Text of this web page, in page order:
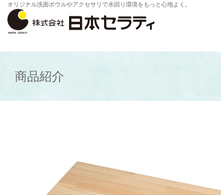
オリジナル洗面ボウルやアクセサリで水回り環境をもっと心地よく。
商品紹介